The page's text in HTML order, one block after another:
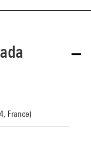
France)